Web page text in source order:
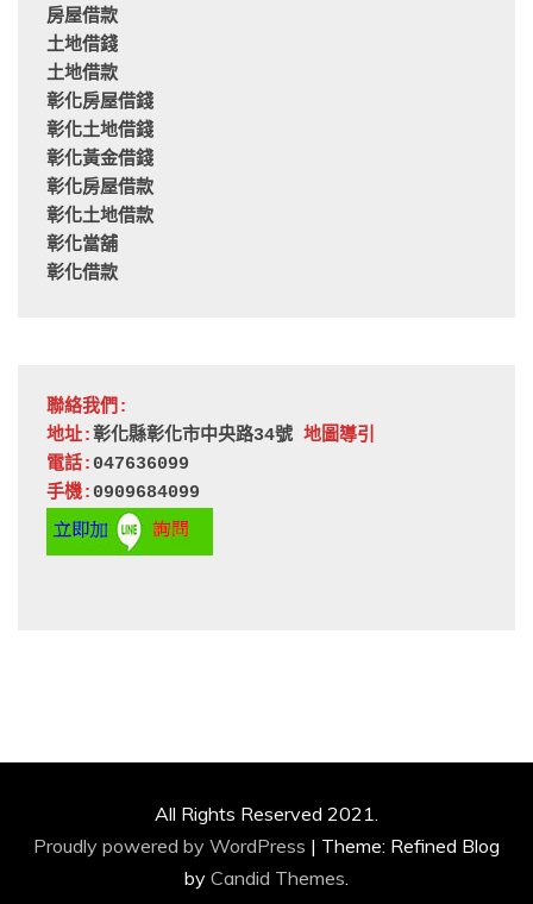
房屋借款
土地借錢
土地借款
彰化房屋借錢
彰化土地借錢
彰化黃金借錢
彰化房屋借款
彰化土地借款
彰化當舖
彰化借款
聯絡我們:
地址:彰化縣彰化市中央路34號 地圖導引
電話: 047636099
手機: 0909684099
All Rights Reserved 2021.
Proudly powered by WordPress | Theme: Refined Blog
by Candid Themes